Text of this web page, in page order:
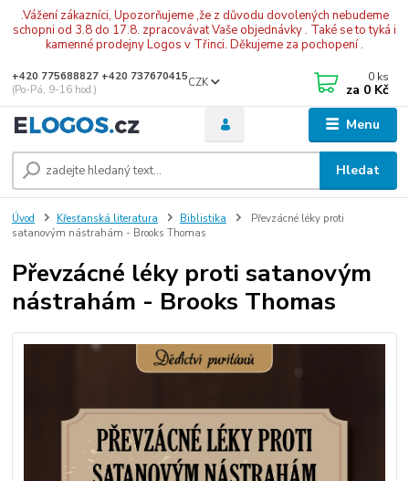
.Vážení zákazníci, Upozorňujeme ,že z důvodu dovolených nebudeme
schopni od 3.8 do 17.8. zpracovávat Vaše objednávky . Také se to tyká i
kamenné prodejny Logos v Třinci. Děkujeme za pochopení .
Menu
CZK
Hledat
+420 775688827 +420 737670415
(Po-Pá, 9-16 hod.)
0 ks
za 0 Kč
Úvod Křesťanská literatura Biblistika
Převzácné léky proti
satanovým nástrahám - Brooks Thomas
Převzácné léky proti satanovým
nástrahám - Brooks Thomas